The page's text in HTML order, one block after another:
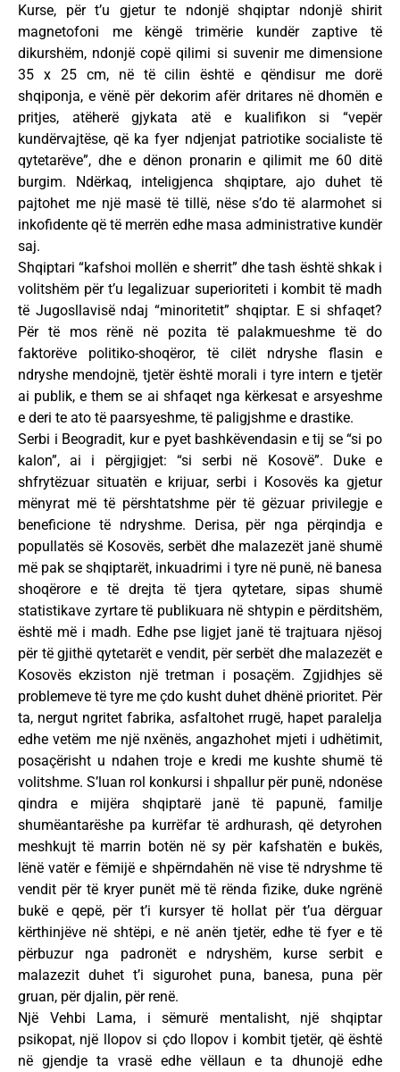
Kurse, për t’u gjetur te ndonjë shqiptar ndonjë shirit
magnetofoni me këngë trimërie kundër zaptive të
dikurshëm, ndonjë copë qilimi si suvenir me dimensione
35 x 25 cm, në të cilin është e qëndisur me dorë
shqiponja, e vënë për dekorim afër dritares në dhomën e
pritjes, atëherë gjykata atë e kualifikon si “vepër
kundërvajtëse, që ka fyer ndjenjat patriotike socialiste të
qytetarëve”, dhe e dënon pronarin e qilimit me 60 ditë
burgim. Ndërkaq, inteligjenca shqiptare, ajo duhet të
pajtohet me një masë të tillë, nëse s’do të alarmohet si
inkofidente që të merrën edhe masa administrative kundër
saj.
Shqiptari “kafshoi mollën e sherrit” dhe tash është shkak i
volitshëm për t’u legalizuar superioriteti i kombit të madh
të Jugosllavisë ndaj “minoritetit” shqiptar. E si shfaqet?
Për të mos rënë në pozita të palakmueshme të do
faktorëve politiko-shoqëror, të cilët ndryshe flasin e
ndryshe mendojnë, tjetër është morali i tyre intern e tjetër
ai publik, e them se ai shfaqet nga kërkesat e arsyeshme
e deri te ato të paarsyeshme, të paligjshme e drastike.
Serbi i Beogradit, kur e pyet bashkëvendasin e tij se “si po
kalon”, ai i përgjigjet: “si serbi në Kosovë”. Duke e
shfrytëzuar situatën e krijuar, serbi i Kosovës ka gjetur
mënyrat më të përshtatshme për të gëzuar privilegje e
beneficione të ndryshme. Derisa, për nga përqindja e
popullatës së Kosovës, serbët dhe malazezët janë shumë
më pak se shqiptarët, inkuadrimi i tyre në punë, në banesa
shoqërore e të drejta të tjera qytetare, sipas shumë
statistikave zyrtare të publikuara në shtypin e përditshëm,
është më i madh. Edhe pse ligjet janë të trajtuara njësoj
për të gjithë qytetarët e vendit, për serbët dhe malazezët e
Kosovës ekziston një tretman i posaçëm. Zgjidhjes së
problemeve të tyre me çdo kusht duhet dhënë prioritet. Për
ta, nergut ngritet fabrika, asfaltohet rrugë, hapet paralelja
edhe vetëm me një nxënës, angazhohet mjeti i udhëtimit,
posaçërisht u ndahen troje e kredi me kushte shumë të
volitshme. S’luan rol konkursi i shpallur për punë, ndonëse
qindra e mijëra shqiptarë janë të papunë, familje
shumëantarëshe pa kurrëfar të ardhurash, që detyrohen
meshkujt të marrin botën në sy për kafshatën e bukës,
lënë vatër e fëmijë e shpërndahën në vise të ndryshme të
vendit për të kryer punët më të rënda fizike, duke ngrënë
bukë e qepë, për t’i kursyer të hollat për t’ua dërguar
kërthinjëve në shtëpi, e në anën tjetër, edhe të fyer e të
përbuzur nga padronët e ndryshëm, kurse serbit e
malazezit duhet t’i sigurohet puna, banesa, puna për
gruan, për djalin, për renë.
Një Vehbi Lama, i sëmurë mentalisht, një shqiptar
psikopat, një llopov si çdo llopov i kombit tjetër, që është
në gjendje ta vrasë edhe vëllaun e ta dhunojë edhe